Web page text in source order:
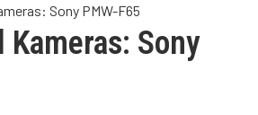
Sony PMW-F65
Kameras: Sony